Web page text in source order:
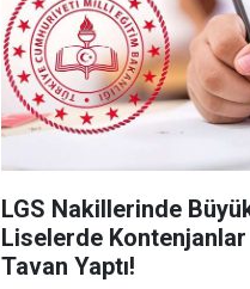
LGS Nakillerinde
Liselerde
Tavan Yaptı!